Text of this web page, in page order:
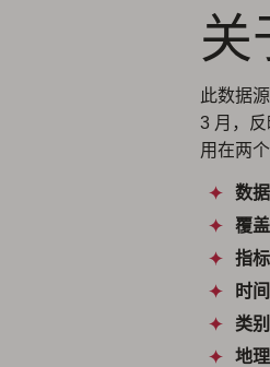
关
此数据
3 月，
用在两
数据
覆盖
指标
时
类别
地理